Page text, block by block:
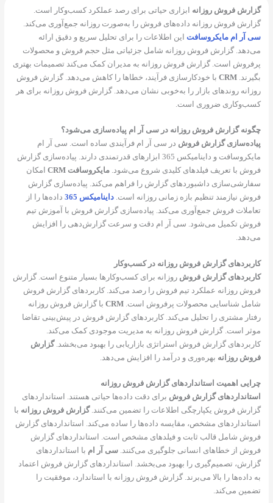
گزارش فروش روزانه ابزاری حیاتی برای رصد عملکرد کسب‌وکار است.
گزارش فروش روزانه داده‌های فروش را به‌صورت روزانه جمع‌آوری می‌کند.
سی آر ام مایکروسافتاین اطلاعات را برای تحلیل سریع و دقیق ارائه
می‌دهد. گزارش فروش روزانه شامل جزئیاتی مثل حجم فروش و محصولات
پرفروش است. گزارش فروش روزانه به مدیران کمک می‌کند تصمیمات بهتری
بگیرند. CRMبا خودکارسازی فرآیند، خطاها را کاهش می‌دهد. گزارش فروش
روزانه روندهای بازار را به‌خوبی نشان می‌دهد. گزارش فروش روزانه برای هر
کسب‌وکاری ضروری است.
چگونه گزارش فروش روزانه در سی آر ام پیاده‌سازی می‌شود؟
پیاده‌سازی گزارش فروش در سی آر ام فرآیندی ساده است. سی آر ام
مایکروسافت و داینامیکس 365 ابزارهای قدرتمندی دارند. پیاده‌سازی گزارش
فروش با تعریف فیلدهای کلیدی شروع می‌شود. مایکروسافت CRM
امکان
سفارشی‌سازی داشبوردهای گزارش را فراهم می‌کند. پیاده‌سازی گزارش
فروش نیازمند تنظیم بازه زمانی روزانه است. داینامیکس 365
داده‌ها را از
تعاملات فروش جمع‌آوری می‌کند. پیاده‌سازی گزارش فروش با آموزش تیم
فروش تکمیل می‌شود. سی آر ام دقت و سرعت گزارش‌دهی را افزایش
می‌دهد.
کاربردهای گزارش فروش روزانه در کسب‌وکار
کاربردهای گزارش فروش روزانه برای کسب‌وکارها بسیار متنوع است. گزارش
فروش روزانه عملکرد تیم فروش را رصد می‌کند. کاربردهای گزارش فروش
شامل شناسایی محصولات پرفروش است. CRMبا گزارش فروش روزانه
رفتار مشتری را تحلیل می‌کند. کاربردهای گزارش فروش در پیش‌بینی تقاضا
موثر است. گزارش فروش روزانه به مدیریت موجودی کمک می‌کند.
کاربردهای گزارش فروش استراتژی بازاریابی را بهبود می‌بخشد.گزارش
فروش روزانه بهره‌وری و درآمد را افزایش می‌دهد.
چرایی اهمیت استانداردهای گزارش فروش روزانه
استانداردهای گزارش فروش برای دقت داده‌ها حیاتی هستند. استانداردهای
گزارش فروش یکپارچگی اطلاعات را تضمین می‌کنند.گزارش فروش روزانه با
استانداردهای مشخص، مقایسه داده‌ها را ساده می‌کند. استانداردهای گزارش
فروش شامل قالب ثابت و فیلدهای مشخص است. استانداردهای گزارش
فروش از خطاهای انسانی جلوگیری می‌کنند. سی آر ام با استانداردهای
گزارش، تصمیم‌گیری را بهبود می‌بخشد. استانداردهای گزارش فروش اعتماد
به داده‌ها را بالا می‌برند. گزارش فروش روزانه با استاندارد، موفقیت را
تضمین می‌کند.